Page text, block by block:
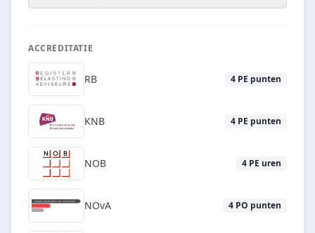
ACCREDITATIE
RB 4 PE punten
KNB 4 PE punten
NOB 4 PE uren
NOvA 4 PO punten